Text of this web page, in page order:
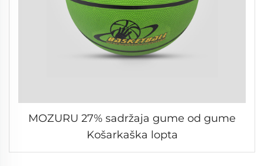
MOZURU 27% sadržaja gume od gume
Košarkaška lopta